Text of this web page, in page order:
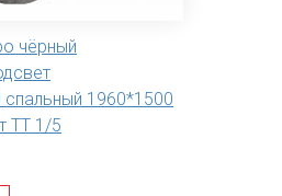
чёрный
1960*1500
ТТ 1/5